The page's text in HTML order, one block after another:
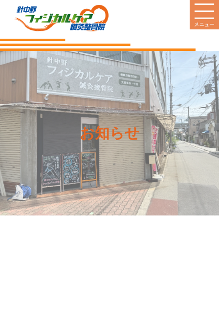
HOME
当院のご案内
診療案内
営業日
新着情報
患者様の声
Q&A
お知らせ